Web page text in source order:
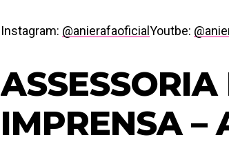
Instagram: @anierafaoficial Youtbe:
ASSESSORIA
IMPRENSA –